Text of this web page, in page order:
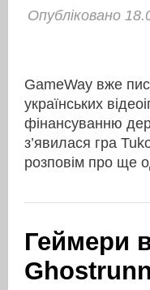
Опубліковано
GameWay вже
українських
фінансуванню
з’явилася гра
розповім про ще
Геймери